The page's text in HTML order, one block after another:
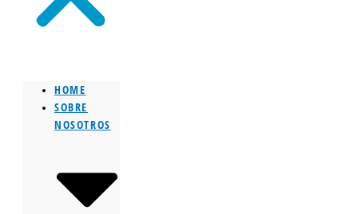
HOME
SOBRE
NOSOTROS